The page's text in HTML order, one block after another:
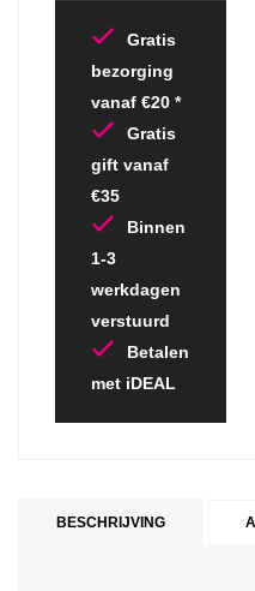
Gratis
bezorging
vanaf €20 *
Gratis
gift vanaf
€35
Binnen
1-3
werkdagen
verstuurd
Betalen
met iDEAL
BESCHRIJVING